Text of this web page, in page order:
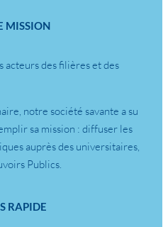
MISSION
acteurs des filières et des
notre société savante a su
sa mission : diffuser les
auprès des universitaires,
Publics.
RAPIDE